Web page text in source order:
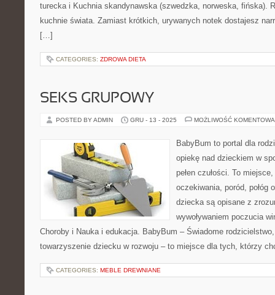
turecka i Kuchnia skandynawska (szwedzka, norweska, fińska).
kuchnie świata. Zamiast krótkich, urywanych notek dostajesz
[…]
CATEGORIES: ZDROWA DIETA
SEKS GRUPOWY
POSTED BY ADMIN GRU - 13 - 2025 MOŻLIWOŚĆ
BabyBum to portal dla
opiekę nad dzieckiem w
pełen czułości. To
oczekiwania, poród, połóg
dziecka są opisane z
wywoływaniem poczucia
Choroby i Nauka i edukacja. BabyBum – Świadome rodzicielstwo,
towarzyszenie dziecku w rozwoju – to miejsce dla tych, którzy
CATEGORIES: MEBLE DREWNIANE